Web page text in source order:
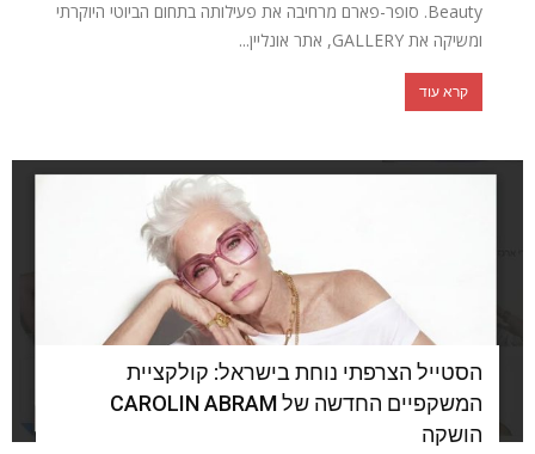
Beauty. סופר-פארם מרחיבה את פעילותה בתחום הביוטי היוקרתי
ומשיקה את GALLERY, אתר אונליין...
קרא עוד
הסטייל הצרפתי נוחת בישראל: קולקציית
המשקפיים החדשה של CAROLIN ABRAM
הושקה